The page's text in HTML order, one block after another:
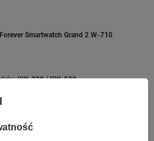
Smartwatch Grand 2 W-710
KW-320 / KW-520
z flaszem ICF-03 niebieski